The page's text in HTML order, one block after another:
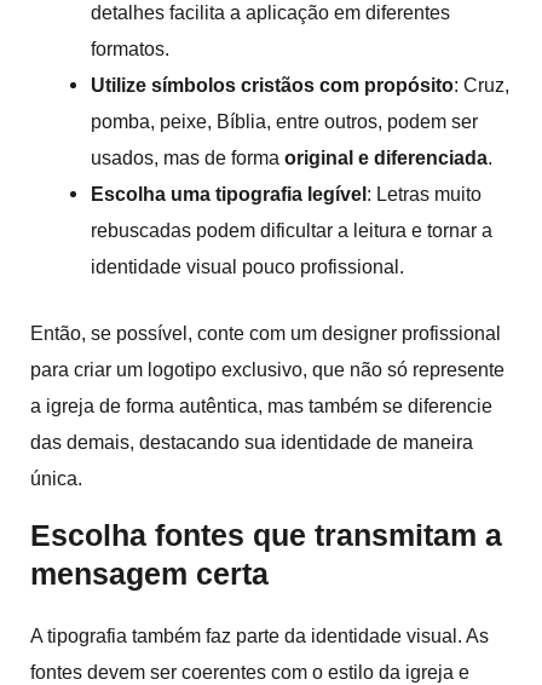
detalhes facilita a aplicação em diferentes
formatos.
Utilize símbolos cristãos com propósito: Cruz,
pomba, peixe, Bíblia, entre outros, podem ser
usados, mas de forma original e diferenciada.
Escolha uma tipografia legível: Letras muito
rebuscadas podem dificultar a leitura e tornar a
identidade visual pouco profissional.
Então, se possível, conte com um designer profissional
para criar um logotipo exclusivo, que não só represente
a igreja de forma autêntica, mas também se diferencie
das demais, destacando sua identidade de maneira
única.
Escolha fontes que transmitam a
mensagem certa
Atipografia também faz parte da identidade visual. As
fontes devem ser coerentes com o estilo da igreja e